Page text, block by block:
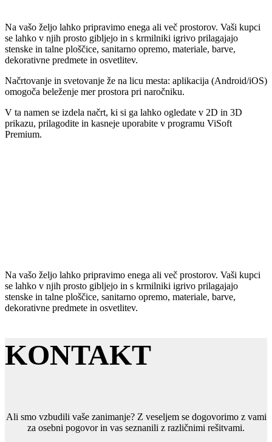
Na vašo željo lahko pripravimo enega ali več prostorov. Vaši kupci
se lahko v njih prosto gibljejo in s krmilniki igrivo prilagajajo
stenske in talne ploščice, sanitarno opremo, materiale, barve,
dekorativne predmete in osvetlitev.
Načrtovanje in svetovanje že na licu mesta: aplikacija (Android/iOS)
omogoča beleženje mer prostora pri naročniku.
V ta namen se izdela načrt, ki si ga lahko ogledate v 2D in 3D
prikazu, prilagodite in kasneje uporabite v programu ViSoft
Premium.
Na vašo željo lahko pripravimo enega ali več prostorov. Vaši kupci
se lahko v njih prosto gibljejo in s krmilniki igrivo prilagajajo
stenske in talne ploščice, sanitarno opremo, materiale, barve,
dekorativne predmete in osvetlitev.
KONTAKT
Ali smo vzbudili vaše zanimanje? Z veseljem se dogovorimo z vami
za osebni pogovor in vas seznanili z različnimi rešitvami.